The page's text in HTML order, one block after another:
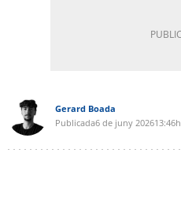
Gerard Boada
Publicada6 de juny 202613:46h